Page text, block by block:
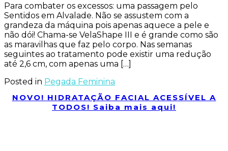
Para combater os excessos: uma passagem pelo
Sentidos em Alvalade. Não se assustem com a
grandeza da máquina pois apenas aquece a pele e
não dói! Chama-se VelaShape III e é grande como são
as maravilhas que faz pelo corpo. Nas semanas
seguintes ao tratamento pode existir uma redução
até 2,6 cm, com apenas uma […]
Posted in Pegada Feminina
NOVO! HIDRATAÇÃO FACIAL ACESSÍVEL A
TODOS! Saiba mais aqui!